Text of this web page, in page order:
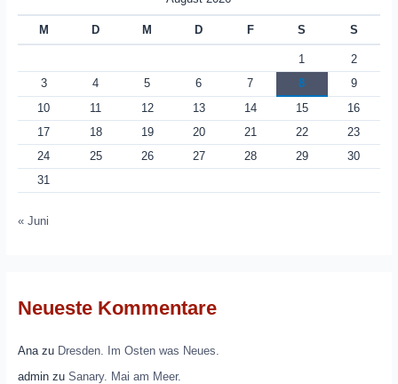
M D M D F S S
1
2
3
4 5 6 7 8
9
10
11 12 13 14 15
16
17
18 19 20 21 22
23
24
25 26 27 28 29
30
31
« Juni
Neueste Kommentare
Anazu Dresden. Im Osten was Neues.
adminzu Sanary. Mai am Meer.